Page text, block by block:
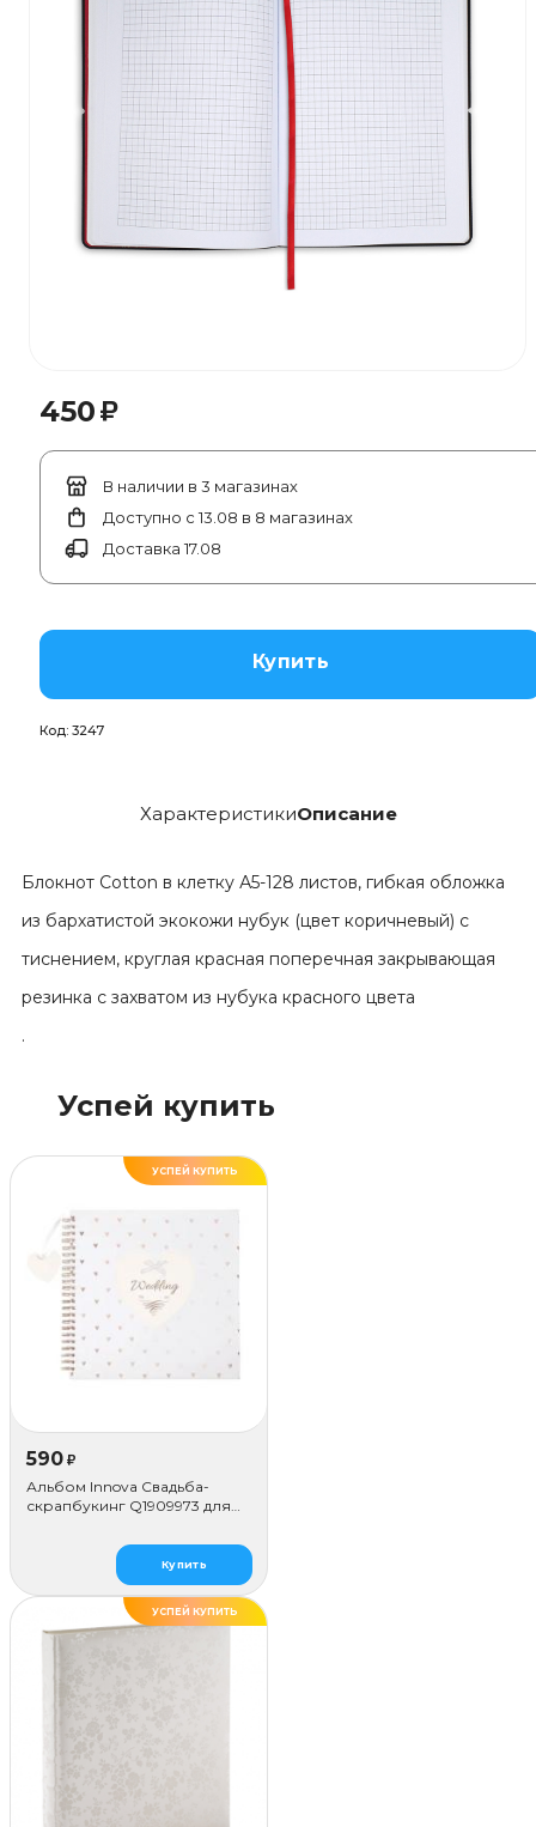
450₽
В наличии в 3 магазинах
Доступно с 13.08 в 8 магазинах
Доставка 17.08
Купить
Код: 3247
ХарактеристикиОписание
Блокнот Cotton в клетку А5-128 листов, гибкая обложка
из бархатистой экокожи нубук (цвет коричневый) с
тиснением, круглая красная поперечная закрывающая
резинка с захватом из нубука красного цвета
.
Успей купить
УСПЕЙ КУПИТЬ
590 ₽
Альбом Innova Свадьба-
скрапбукинг Q1909973 для
Купить
УСПЕЙ КУПИТЬ